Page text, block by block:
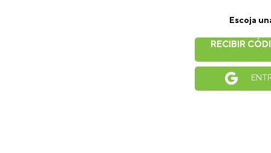
Escoja
RECIBIR
ZUECO UNISEX
CLOG NEGRO CROCS
$ 990